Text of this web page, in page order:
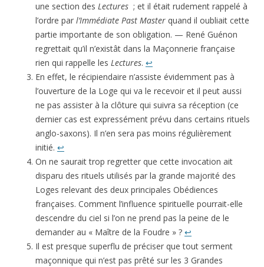
une section des Lectures ; et il était rudement rappelé à
l’ordre par l’Immédiate Past Master quand il oubliait cette
partie importante de son obligation. — René Guénon
regrettait qu’il n’existât dans la Maçonnerie française
rien qui rappelle les Lectures. ↩
En effet, le récipiendaire n’assiste évidemment pas à
l’ouverture de la Loge qui va le recevoir et il peut aussi
ne pas assister à la clôture qui suivra sa réception (ce
dernier cas est expressément prévu dans certains rituels
anglo-saxons). Il n’en sera pas moins régulièrement
initié. ↩
On ne saurait trop regretter que cette invocation ait
disparu des rituels utilisés par la grande majorité des
Loges relevant des deux princi­pales Obédiences
françaises. Comment l’influence spirituelle pourrait-elle
descendre du ciel si l’on ne prend pas la peine de le
demander au « Maître de la Foudre » ? ↩
Il est presque superflu de préciser que tout serment
maçonnique qui n’est pas prêté sur les 3 Grandes